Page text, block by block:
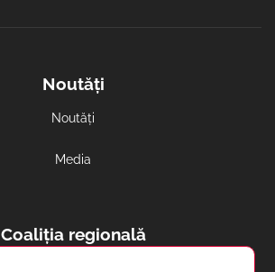
Noutăți
Noutăți
Media
Coaliția regională